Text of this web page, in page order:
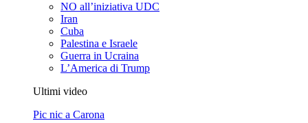
NO all’iniziativa UDC
Iran
Cuba
Palestina e Israele
Guerra in Ucraina
L’America di Trump
Ultimi video
Pic nic a Carona